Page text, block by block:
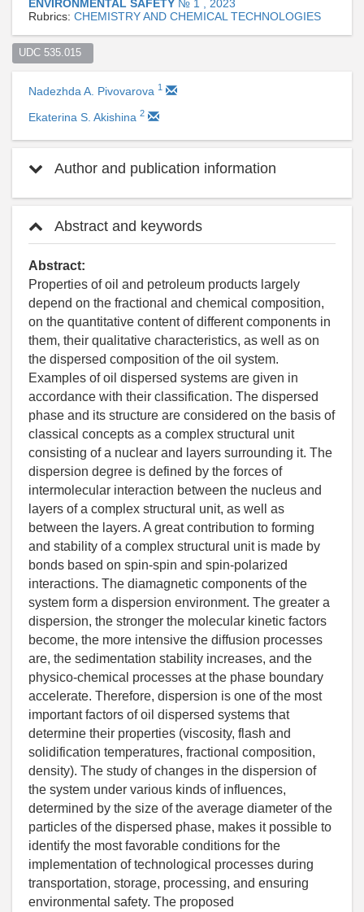
ENVIRONMENTAL SAFETY № 1 , 2023
Rubrics: CHEMISTRY AND CHEMICAL TECHNOLOGIES
UDC 535.015
Nadezhda A. Pivovarova 1
Ekaterina S. Akishina 2
Author and publication information
Abstract and keywords
Abstract:
Properties of oil and petroleum products largely
depend on the fractional and chemical composition,
on the quantitative content of different components in
them, their qualitative characteristics, as well as on
the dispersed composition of the oil system.
Examples of oil dispersed systems are given in
accordance with their classification. The dispersed
phase and its structure are considered on the basis of
classical concepts as a complex structural unit
consisting of a nuclear and layers surrounding it. The
dispersion degree is defined by the forces of
intermolecular interaction between the nucleus and
layers of a complex structural unit, as well as
between the layers. A great contribution to forming
and stability of a complex structural unit is made by
bonds based on spin-spin and spin-polarized
interactions. The diamagnetic components of the
system form a dispersion environment. The greater a
dispersion, the stronger the molecular kinetic factors
become, the more intensive the diffusion processes
are, the sedimentation stability increases, and the
physico-chemical processes at the phase boundary
accelerate. Therefore, dispersion is one of the most
important factors of oil dispersed systems that
determine their properties (viscosity, flash and
solidification temperatures, fractional composition,
density). The study of changes in the dispersion of
the system under various kinds of influences,
determined by the size of the average diameter of the
particles of the dispersed phase, makes it possible to
identify the most favorable conditions for the
implementation of technological processes during
transportation, storage, processing, and ensuring
environmental safety. The proposed